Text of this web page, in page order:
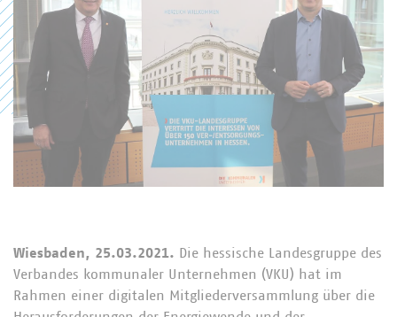
Wiesbaden, 25.03.2021. Die hessische Landesgruppe des
Verbandes kommunaler Unternehmen (VKU) hat im
Rahmen einer digitalen Mitgliederversammlung über die